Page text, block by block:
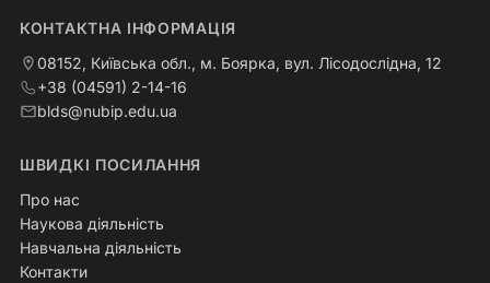
КОНТАКТНА ІНФОРМАЦІЯ
08152, Київська обл., м. Боярка, вул. Лісодослідна, 12
+38 (04591) 2-14-16
blds@nubip.edu.ua
ШВИДКІ ПОСИЛАННЯ
Про нас
Наукова діяльність
Навчальна діяльність
Контакти